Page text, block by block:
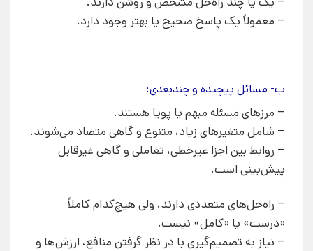
– معمولاً یک پاسخ صحیح یا بهتر وجود دارد.
ب- مسائل پیچیده و چندبعدی:
– مرزهای مسئله مبهم یا پویا هستند.
– شامل متغیرهای زیاد، متنوع و گاهی متضاد می‌شوند.
– روابط بین اجزا غیرخطی، تعاملی و گاهی غیرقابل
پیش‌بینی است.
– راه‌حل‌های متعددی دارند، ولی هیچ‌کدام کاملاً
«درست» یا «کامل» نیست.
– نیاز به تصمیم‌گیری با در نظر گرفتن منافع، ارزش‌ها و